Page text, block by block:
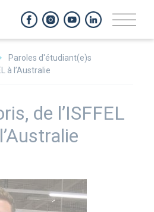
Paroles d'étudiant(e)s
à l’Australie
de l’ISFFEL